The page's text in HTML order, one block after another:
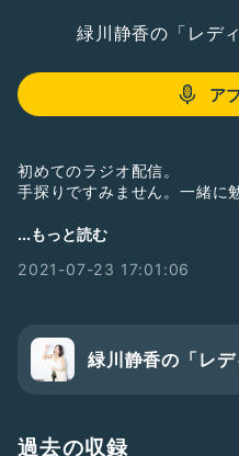
緑川静香の「レデ
ア
初めてのラジオ配信。
手探りですみません。一緒に
ということで番組名の案を募
#新人さんいらっしゃい
...もっと読む
2021-07-23 17:01:06
緑川静香の「レデ
過去の収録